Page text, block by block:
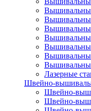
Лазерные
Швейно-
Швейно-
Швейно-